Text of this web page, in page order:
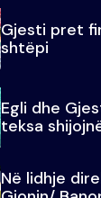
Gjesti pret
shtëpi
Egli dhe
teksa
Në lidhje